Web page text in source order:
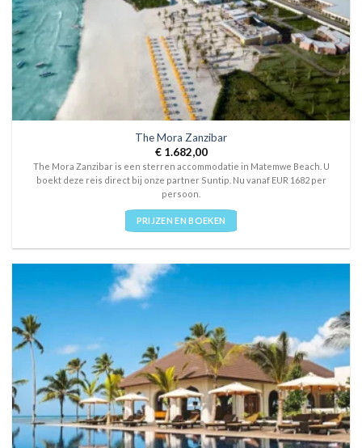
The Mora Zanzibar
€1.682,00
The Mora Zanzibar is een sterren accommodatie in Matemwe Beach. U
boekt deze reis direct bij onze partner Suntip. Nu vanaf EUR 1682 per
persoon.
PRIJZEN EN BOEKEN